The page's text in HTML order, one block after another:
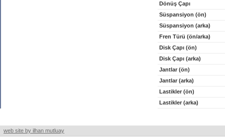
Dönüş Çapı
Süspansiyon (ön)
Süspansiyon (arka)
Fren Türü (ön/arka)
Disk Çapı (ön)
Disk Çapı (arka)
Jantlar (ön)
Jantlar (arka)
Lastikler (ön)
Lastikler (arka)
web site by ilhan mutluay